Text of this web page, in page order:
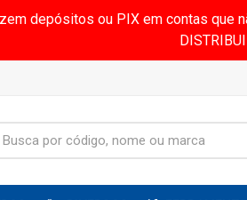
depósitos ou PIX em contas